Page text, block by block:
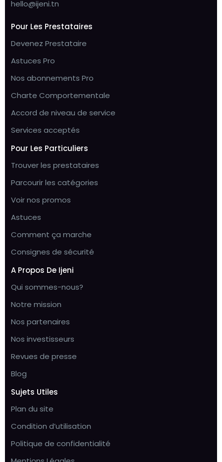
hello@ijeni.tn
Pour Les Prestataires
Devenez Prestataire
Astuces Pro
Nos abonnements Pro
Charte Comportementale
Accord de niveau de service
Services acceptés
Pour Les Particuliers
Trouver les prestataires
Parcourir les catégories
Voir nos promos
Astuces
Comment ça marche
Consignes de sécurité
A Propos De Ijeni
Qui sommes-nous?
Notre mission
Nos partenaires
Nos investisseurs
Revues de presse
Blog
Sujets Utiles
Plan du site
Condition d’utilisation
Politique de confidentialité